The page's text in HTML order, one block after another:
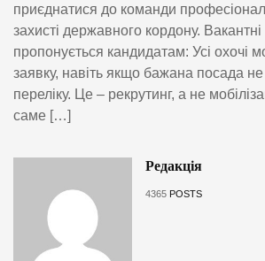
приєднатися до команди
захисті державного кордону.
пропонується кандидатам: Усі охочі
заявку, навіть якщо бажана посада
переліку. Це – рекрутинг, а не
саме […]
Редакція
4365 POSTS